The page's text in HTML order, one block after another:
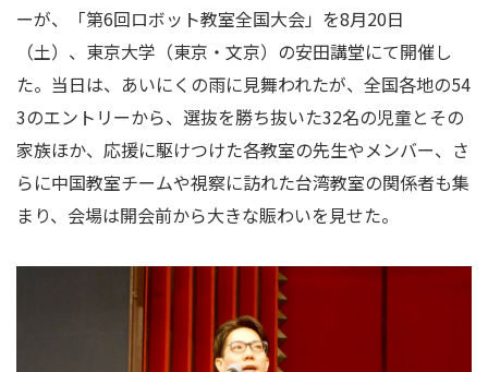
ーが、「第6回ロボット教室全国大会」を8月20日
（土）、東京大学（東京・文京）の安田講堂にて開催し
た。当日は、あいにくの雨に見舞われたが、全国各地の54
3のエントリーから、選抜を勝ち抜いた32名の児童とその
家族ほか、応援に駆けつけた各教室の先生やメンバー、さ
らに中国教室チームや視察に訪れた台湾教室の関係者も集
まり、会場は開会前から大きな賑わいを見せた。